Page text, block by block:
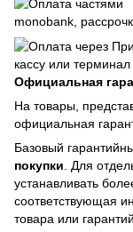
monobank,
кассу или
Официальная
На товары,
официальная
Базовый
покупки. Для
устанавливать
соответствующая
товара или